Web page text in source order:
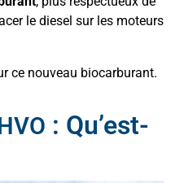
le diesel sur les moteurs
ce nou­veau biocarburant.
: Qu’est-